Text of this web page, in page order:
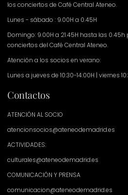
los conciertos de Café Central Ateneo.
Lunes - sábado : 9.00H a 0.45H
Domingo: 9.00H a 21.45H hasta las
conciertos del Café Central Ateneo.
Atención a los socios en verano:
Lunes a jueves de 10:30-14:00H | viernes
Contactos
ATENCIÓN AL SOCIO
atencionsocios@ateneodemadrid.es
ACTIVIDADES:
culturales@ateneodemadrid.es
COMUNICACIÓN Y PRENSA
comunicacion@ateneodemadrid.es